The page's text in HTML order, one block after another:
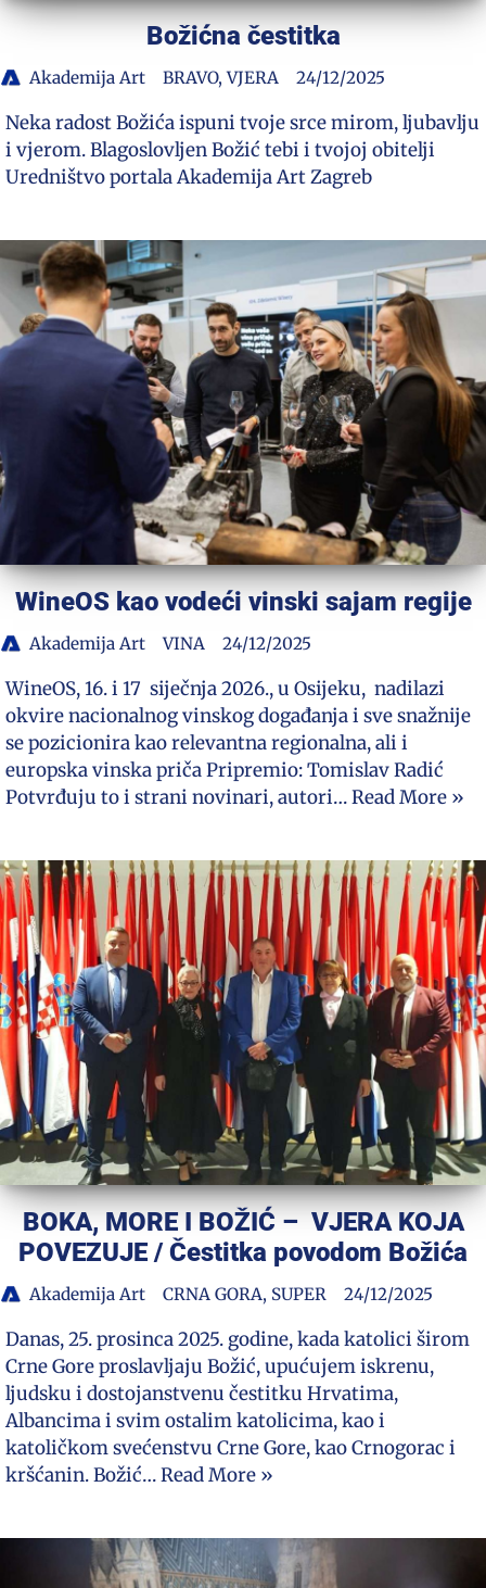
Božićna čestitka
Akademija Art BRAVO,VJERA 24/12/2025
Neka radost Božića ispuni tvoje srce mirom, ljubavlju
i vjerom. Blagoslovljen Božić tebi i tvojoj obitelji
Uredništvo portala Akademija Art Zagreb
WineOS kao vodeći vinski sajam regije
Akademija Art VINA 24/12/2025
WineOS, 16. i 17 siječnja 2026., u Osijeku, nadilazi
okvire nacionalnog vinskog događanja i sve snažnije
se pozicionira kao relevantna regionalna, ali i
europska vinska priča Pripremio: Tomislav Radić
Potvrđuju to i strani novinari, autori…Read More »
BOKA, MORE I BOŽIĆ – VJERA KOJA
POVEZUJE / Čestitka povodom Božića
Akademija Art CRNA GORA, SUPER 24/12/2025
Danas, 25. prosinca 2025. godine, kada katolici širom
Crne Gore proslavljaju Božić, upućujem iskrenu,
ljudsku i dostojanstvenu čestitku Hrvatima,
Albancima i svim ostalim katolicima, kao i
katoličkom svećenstvu Crne Gore, kao Crnogorac i
kršćanin. Božić…Read More »